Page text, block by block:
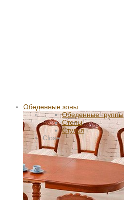
Обеденные зоны
Обеденные группы
Столы
Стулья
Close